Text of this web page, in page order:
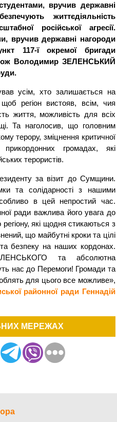
вручив державні
життєдіяльність
російської агресії.
вручив державні нагороди
117-ї окремої бригади
Володимир ЗЕЛЕНСЬКИЙ
усім, хто залишається на
регіон вистояв, всім, чия
життя, можливість для всіх
Та наголосив, що головним
терору, зміцнення критичної
громадах, які
терористів.
за візит до Сумщини.
та солідарності з нашими
в цей непростий час.
ради важлива його увага до
які щодня стикаються з
що майбутні кроки та цілі
безпеку на наших кордонах.
та абсолютна
нас до Перемоги! Громади та
для цього все можливе»,
районної ради Геннадій
МЕРЕЖАХ